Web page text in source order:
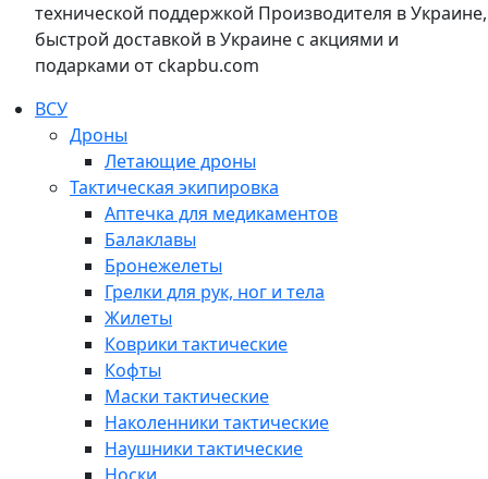
технической поддержкой Производителя в Украине,
быстрой доставкой в Украине с акциями и
подарками от ckapbu.com
ВСУ
Дроны
Летающие дроны
Тактическая экипировка
Аптечка для медикаментов
Балаклавы
Бронежелеты
Грелки для рук, ног и тела
Жилеты
Коврики тактические
Кофты
Маски тактические
Наколенники тактические
Наушники тактические